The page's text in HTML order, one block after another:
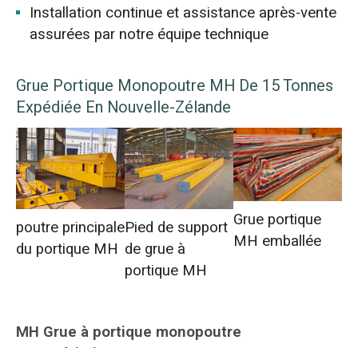
Installation continue et assistance après-vente
assurées par notre équipe technique
Grue Portique Monopoutre MH De 15 Tonnes
Expédiée En Nouvelle-Zélande
poutre principale
du portique MH
Pied de support
de grue à
portique MH
Grue portique
MH emballée
MH Grue à portique monopoutre